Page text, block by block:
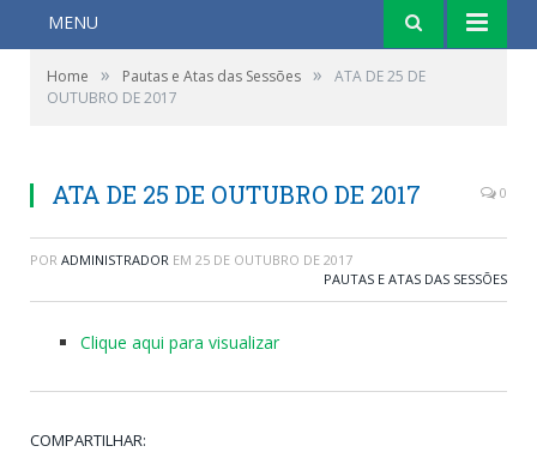
MENU
Home » Pautas e Atas das Sessões »
ATA DE 25 DE
OUTUBRO DE 2017
ATA DE 25 DE OUTUBRO DE 2017 0
POR ADMINISTRADOR EM 25 DE OUTUBRO DE 2017
PAUTAS E ATAS DAS SESSÕES
Clique aqui para visualizar
COMPARTILHAR: